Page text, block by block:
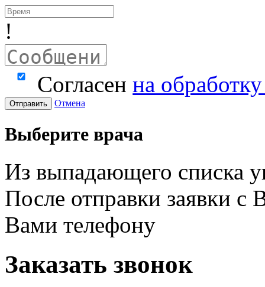
!
Согласенна
Отправить Отмена
Выберите врача
Из выпадающего списка
После отправки заявки с
Вами телефону
Заказать звонок